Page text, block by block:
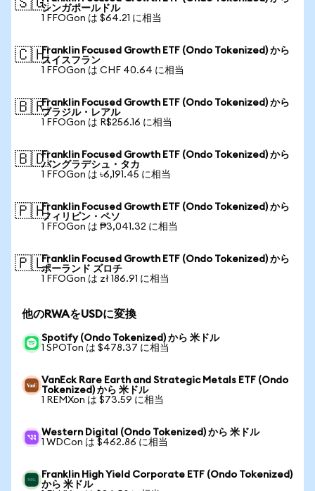
🇸🇬シンガポールドル
1 FFOGon は $64.21 に相当
🇨🇭Franklin Focused Growth ETF (Ondo Tokenized) から
スイスフラン
1 FFOGon は CHF 40.64 に相当
🇧🇷Franklin Focused Growth ETF (Ondo Tokenized) から
ブラジル・レアル
1 FFOGon は R$256.16 に相当
🇧🇩Franklin Focused Growth ETF (Ondo Tokenized) から
バングラデシュ・タカ
1 FFOGon は ৳6,191.45 に相当
🇵🇭Franklin Focused Growth ETF (Ondo Tokenized) から
フィリピン・ペソ
1 FFOGon は ₱3,041.32 に相当
🇵🇱Franklin Focused Growth ETF (Ondo Tokenized) から
ポーランド ズロチ
1 FFOGon は zł 186.91 に相当
他のRWAをUSDに変換
Spotify (Ondo Tokenized) から 米ドル
1 SPOTon は $478.37 に相当
VanEck Rare Earth and Strategic Metals ETF (Ondo
Tokenized) から 米ドル
1 REMXon は $73.59 に相当
Western Digital (Ondo Tokenized) から 米ドル
1 WDCon は $462.86 に相当
Franklin High Yield Corporate ETF (Ondo Tokenized)
から 米ドル